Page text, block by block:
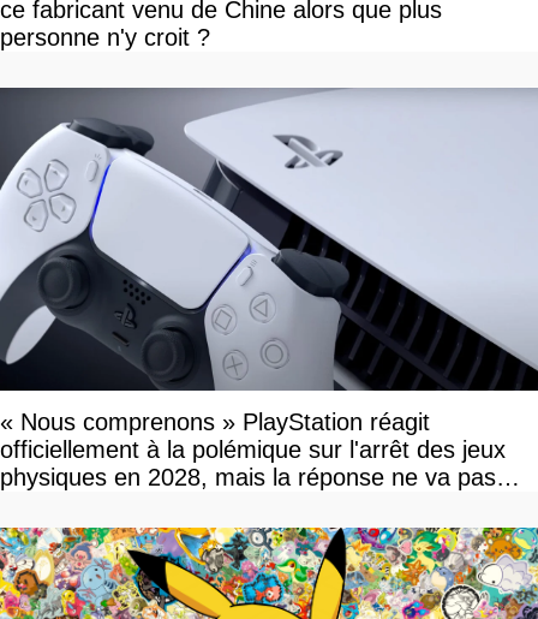
ce fabricant venu de Chine alors que plus
personne n'y croit ?
« Nous comprenons » PlayStation réagit
officiellement à la polémique sur l'arrêt des jeux
physiques en 2028, mais la réponse ne va pas